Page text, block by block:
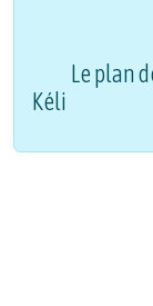
Le plan
Kéli